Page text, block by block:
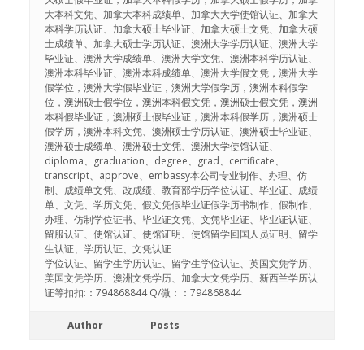
大本科文凭、加拿大本科成绩单、加拿大大学使馆认证、加拿大
本科学历认证、加拿大硕士毕业证、加拿大硕士文凭、加拿大硕
士成绩单、加拿大硕士学历认证、澳洲大学学历认证、澳洲大学
毕业证、澳洲大学成绩单、澳洲大学文凭、澳洲本科学历认证、
澳洲本科毕业证、澳洲本科成绩单、澳洲大学假文凭，澳洲大学
假学位，澳洲大学假毕业证，澳洲大学假学历，澳洲本科假学
位，澳洲硕士假学位，澳洲本科假文凭，澳洲硕士假文凭，澳洲
本科假毕业证，澳洲硕士假毕业证，澳洲本科假学历，澳洲硕士
假学历，澳洲本科文凭、澳洲硕士学历认证、澳洲硕士毕业证、
澳洲硕士成绩单、澳洲硕士文凭、澳洲大学使馆认证、
diploma、graduation、degree、grad、certificate、
transcript、approve、embassy本公司专业制作、办理、仿
制、成绩单文凭、改成绩、教育部学历学位认证、毕业证、成绩
单、文凭、学历文凭、假文凭假毕业证假学历书制作、假制作、
办理、仿制学位证书、毕业证文凭、文凭毕业证、毕业证认证、
留服认证、使馆认证、使馆证明、使馆留学回国人员证明、留学
生认证、学历认证、文凭认证
学位认证、留学生学历认证、留学生学位认证、英国文凭学历、
美国文凭学历、澳洲文凭学历、加拿大文凭学历、新西兰学历认
证等扣扣:：794868844 Q/微：：794868844
Author Posts